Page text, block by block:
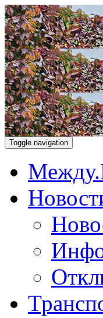
Toggle navigation